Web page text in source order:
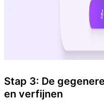
Stap 3: De
en verfijnen